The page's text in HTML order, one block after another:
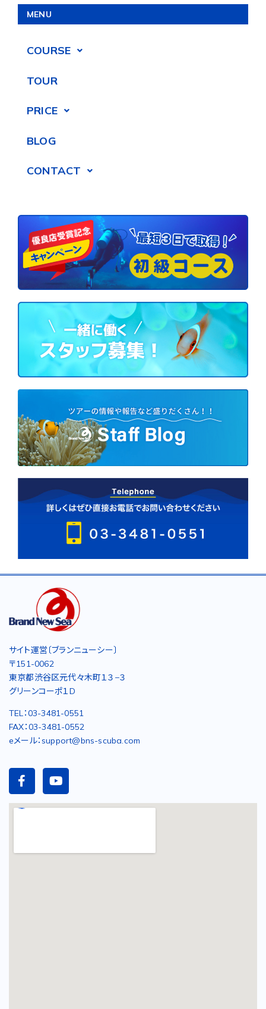
MENU
COURSE
TOUR
PRICE
BLOG
CONTACT
サイト運営〔ブランニューシー〕
〒151-0062
東京都渋谷区元代々木町１３−３
グリーンコーポ１D
TEL：03-3481-0551
FAX：03-3481-0552
eメール：support@bns-scuba.com